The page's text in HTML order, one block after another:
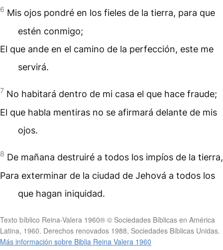
6 Mis ojos pondré en los fieles de la tierra, para que
estén conmigo;
El que ande en el camino de la perfección, este me
servirá.
7 No habitará dentro de mi casa el que hace fraude;
El que habla mentiras no se afirmará delante de mis
ojos.
8 De mañana destruiré a todos los impíos de la tierra,
Para exterminar de la ciudad de Jehová a todos los
que hagan iniquidad.
Texto bíblico Reina-Valera 1960® © Sociedades Bíblicas en América
Latina, 1960. Derechos renovados 1988, Sociedades Bíblicas Unidas.
Más información sobre Biblia Reina Valera 1960